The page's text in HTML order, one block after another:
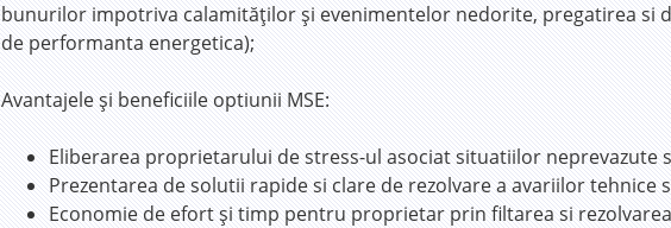
bunurilor impotriva calamităţilor şi evenimentelor nedorite, pregatirea si
de performanta energetica);
Avantajele şi beneficiile optiunii MSE:
Eliberarea proprietarului de stress-ul asociat situatiilor neprevazute
Prezentarea de solutii rapide si clare de rezolvare a avariilor
Economie de efort şi timp pentru proprietar prin filtarea si